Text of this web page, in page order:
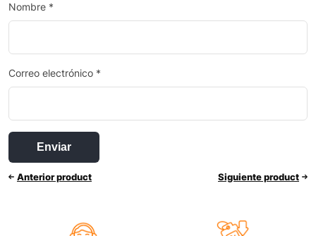
Nombre *
Correo electrónico *
Anterior product Siguiente product